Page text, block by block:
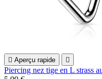
 Aperçu rapide 
Piercing nez tige en L strass